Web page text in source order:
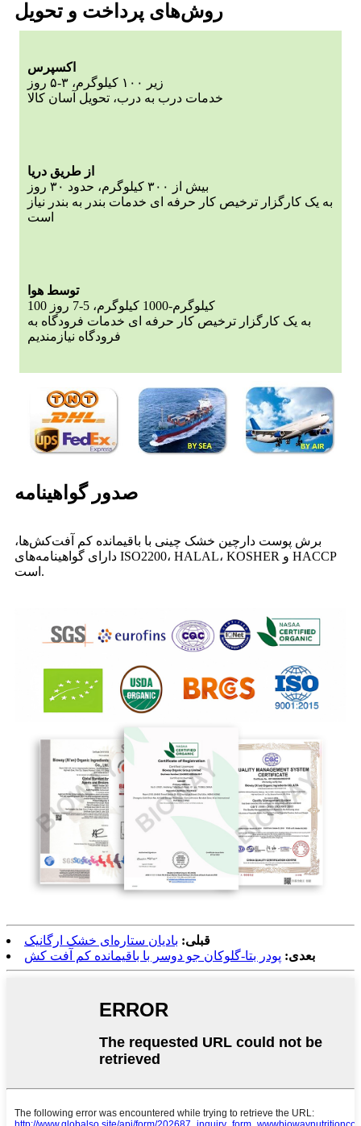
روش‌های پرداخت و تحویل
اکسپرس
زیر ۱۰۰ کیلوگرم، ۳-۵ روز
خدمات درب به درب، تحویل آسان کالا
از طریق دریا
بیش از ۳۰۰ کیلوگرم، حدود ۳۰ روز
به یک کارگزار ترخیص کار حرفه ای خدمات بندر به بندر نیاز
است
توسط هوا
100 کیلوگرم-1000 کیلوگرم، 5-7 روز
به یک کارگزار ترخیص کار حرفه ای خدمات فرودگاه به
فرودگاه نیازمندیم
صدور گواهینامه
برش پوست دارچین خشک چینی با باقیمانده کم آفت‌کش‌ها،
دارای گواهینامه‌های ISO2200، HALAL، KOSHER و HACCP
است.
قبلی: بادیان ستاره‌ای خشک ارگانیک
بعدی: پودر بتا-گلوکان جو دوسر با باقیمانده کم آفت کش